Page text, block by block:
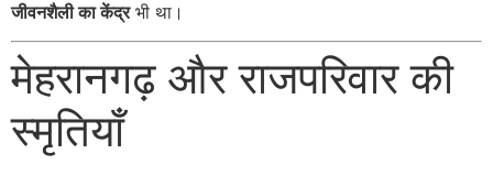
जीवनशैली का केंद्रभी था।
मेहरानगढ़ और राजपरिवार की
स्मृतियाँ